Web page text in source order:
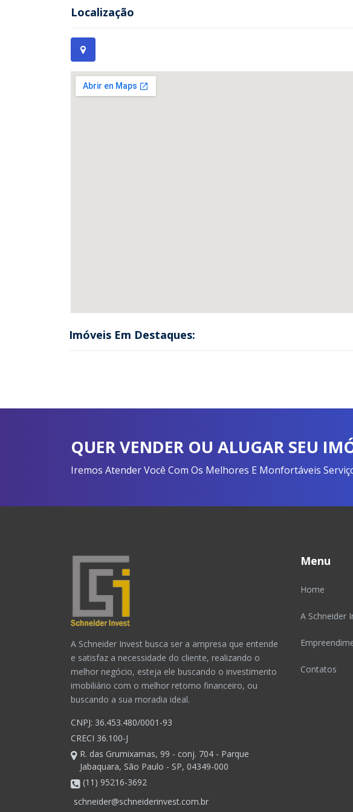
Localização
Imóveis Em Destaques:
QUER VENDER OU ALUGAR SEU
Iremos Atender Você Com Os Melhores E Monfortáveis
A Schneider Invest busca ser a ampresa que entende
e satisfaz a necessidade do cliente, realizando o
melhor negócio, esteja ele buscando o investimento
imobiliário com o melhor retorno financeiro, ou
buscando a sua moradia ideal.
CNPJ: 36.453.480/0001-93
CRECI 36.100-J
R. das Grumixamas, 99 - conj. 704 - Parque
Jabaquara, São Paulo - SP, 04349-000
(11) 95216-3692
schneider@schneiderinvest.com.br
Menu
Home
A Schneider
Contatos